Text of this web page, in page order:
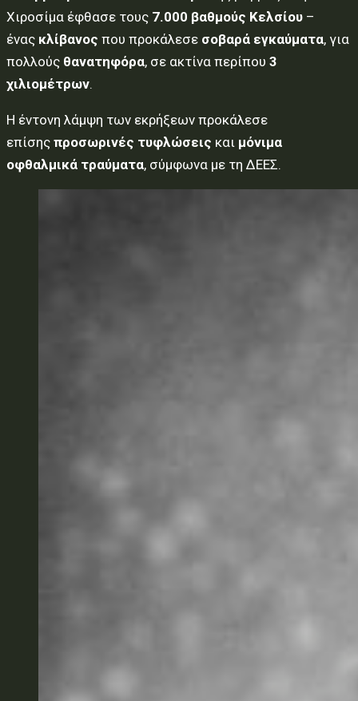
Χιροσίμα έφθασε τους 7.000 βαθμούς Κελσίου –
ένας κλίβανος που προκάλεσε σοβαρά εγκαύματα, για
πολλούς θανατηφόρα, σε ακτίνα περίπου 3
χιλιομέτρων.
Η έντονη λάμψη των εκρήξεων προκάλεσε
επίσης προσωρινές τυφλώσεις και μόνιμα
οφθαλμικά τραύματα, σύμφωνα με τη ΔΕΕΣ.